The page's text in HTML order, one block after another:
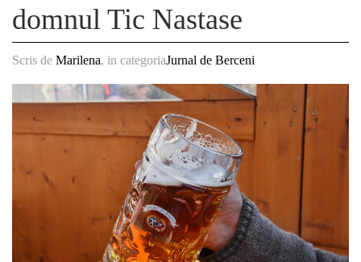
domnul Tic Nastase
Scris de Marilena, in categoriaJurnal de Berceni